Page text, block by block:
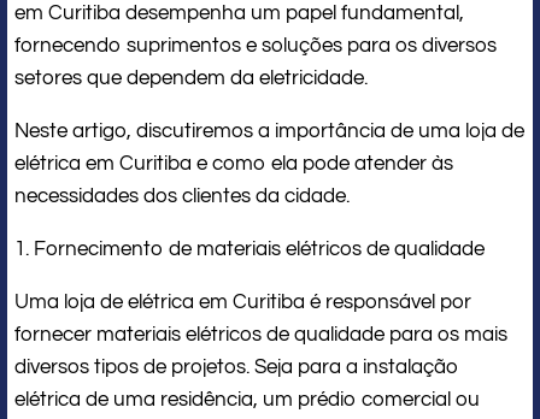
em Curitiba desempenha um papel fundamental,
fornecendo suprimentos e soluções para os diversos
setores que dependem da eletricidade.
Neste artigo, discutiremos a importância de uma loja de
elétrica em Curitiba e como ela pode atender às
necessidades dos clientes da cidade.
1. Fornecimento de materiais elétricos de qualidade
Uma loja de elétrica em Curitiba é responsável por
fornecer materiais elétricos de qualidade para os mais
diversos tipos de projetos. Seja para a instalação
elétrica de uma residência, um prédio comercial ou